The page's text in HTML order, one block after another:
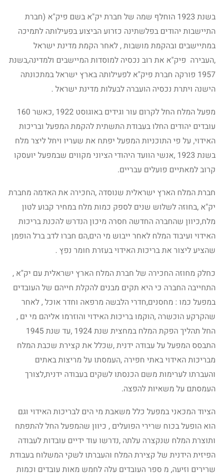
בשנת 1923 הוחלף שמה של חברת יק"א בשם פיק"א (חברת
התיישבות יהודים בפלשתינה כזרוע הביצוע בפעילותה לתמיכה
במתיישבים ובהקמת מושבות , לאחר הקמת מדינת ישראל
,העבירה פיק"א את רוב נכסיה למוסדות המיישבים ולמדינה,בשנת
1957 פורקה חברת פיק"א לפעילותה בארץ ישראל במתכונתה
הישנה ויתרת נכסיה הועברה לבעלות מדינת ישראל .
מפעל המלח החל לקרום עור וגידים באוגוסט 1922 ,כאשר 160
עובדים יהודים החלו בעבודת התשתית להקמת המפעל ובריכות
האידוי, על פי התוכניות המפעל יפתח את שעריו ויחל ליצר מלח
בשנת 1923 ,אנשי הוועד היהודי הציוני מקווים שבמפעל יועסקו
קרוב למאתיים פועלים עבריים.
חברת המלח הארץ ישראלית שנוסדה ,החכירה את האדמה מחברת
יק"א ,בחוזה לשלוש שנים לספק כמות מלח במחיר קבוע לטון
מלח,כיוון שהחברה החדשה חסרה מיכון הנדרש להכנת בריכות
האידוי ועיבוד המלח לאחר ייבוש מי הים,הם חברו לדב ברל הופמן
שהציע ליצור את בריכות האידוי בעזרת חומר נפץ .
כחלק מחוזה החכירה של חברת המלח הארץ ישראלית עם יק"א ,
התחייבה החברה כי היא תקים מבנים להקלת חייהם של העובדים
במפעל כמו : מחסנים,חדרי הלבשה מרפאה וחדר אוכל , לאחר
שהקרקע הוכשרה ,הוקמו בריכות האידוי והוזרמו אליהם מי ים ,
החל תהליך הפקת המלח במחצית שנת 1924 ,עד שנת 1945
התבסס המפעל על עבודה ידנית ,שכלל את קצירת שכבת המלח
מבריכות האידוי באתי חפירה ,העמסתו על מריצות באתים
והעברתו לערימות משם הכנסתו לשקים בעבודה ידנית,לצורך
העמסתם על משאיות להפצה.
הציוד המכאני במפעל כלל משאבת מי הים לבריכות האידוי וגם
הוא הופעל בכוח שרירי הפועלים , כיוון שהמפעל החל להתפתח
ותוצרת המלח שנקצרה עלתה ,נדרשו עוד ידיים עובדות לעבודה
הפיזית הידנית של קצירת המלח והעברתו לשקי המשלוח בעבודת
שרירים וזיעה, מ ספר העובדים עלה לחמש מאות עובדים וכמות